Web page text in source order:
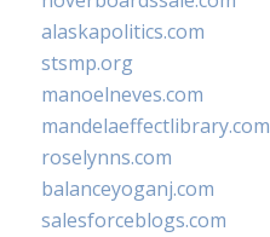
alaskapolitics.com
stsmp.org
manoelneves.com
mandelaeffectlibrary.com
roselynns.com
balanceyoganj.com
salesforceblogs.com